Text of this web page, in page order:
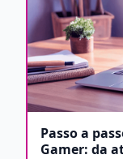
Passo a
Gamer: da